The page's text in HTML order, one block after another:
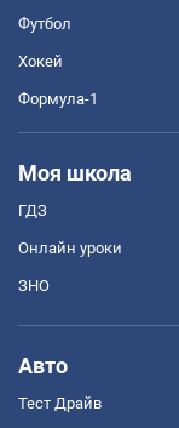
Футбол
Хокей
Формула-1
Моя школа
ГДЗ
Онлайн уроки
ЗНО
Авто
Тест Драйв